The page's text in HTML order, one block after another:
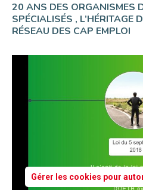
20 ANS DES ORGANISMES
SPÉCIALISÉS , L’HÉRITAGE
RÉSEAU DES CAP EMPLOI
Gérer les cookies pour